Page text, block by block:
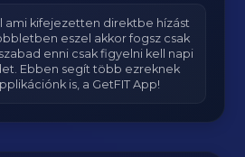
ami kifejezetten direktbe hízást
eszel akkor fogsz csak
enni csak figyelni kell napi
Ebben segít több ezreknek
is, a GetFIT App!